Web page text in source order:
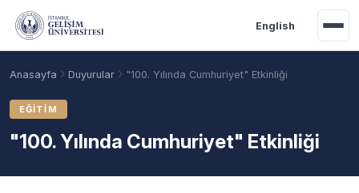
Ana içeriğe geç
English
Anasayfa Duyurular "100. Yılında Cumhuriyet" Etkinliği
EĞITIM
"100. Yılında Cumhuriyet" Etkinliği